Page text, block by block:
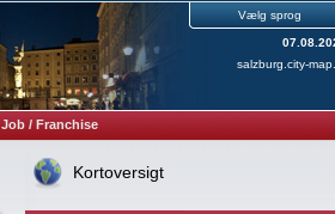
Vælg sprog
salzburg.city-
Job / Franchise
Kortoversigt